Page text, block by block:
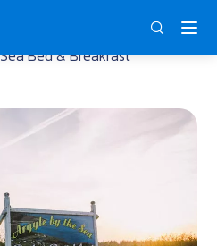
Bed & Breakfast